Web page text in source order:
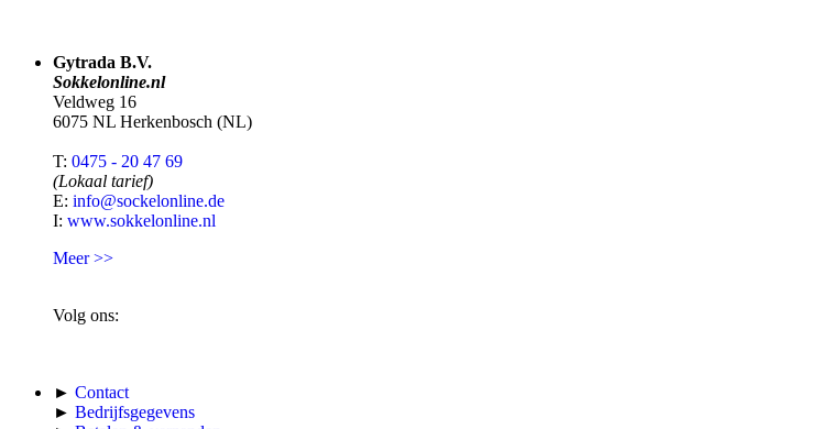
Gytrada B.V.
Sokkelonline.nl
Veldweg 16
6075 NL Herkenbosch (NL)
T: 0475 - 20 47 69
(Lokaal tarief)
E: info@sockelonline.de
I: www.sokkelonline.nl
Meer >>
Volg ons:
► Contact
► Bedrijfsgegevens